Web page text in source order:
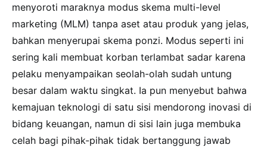
menyoroti maraknya modus skema multi-level
marketing (MLM) tanpa aset atau produk yang jelas,
bahkan menyerupai skema ponzi. Modus seperti ini
sering kali membuat korban terlambat sadar karena
pelaku menyampaikan seolah-olah sudah untung
besar dalam waktu singkat. Ia pun menyebut bahwa
kemajuan teknologi di satu sisi mendorong inovasi di
bidang keuangan, namun di sisi lain juga membuka
celah bagi pihak-pihak tidak bertanggung jawab